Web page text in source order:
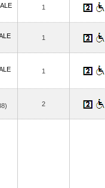
1
1
1
2